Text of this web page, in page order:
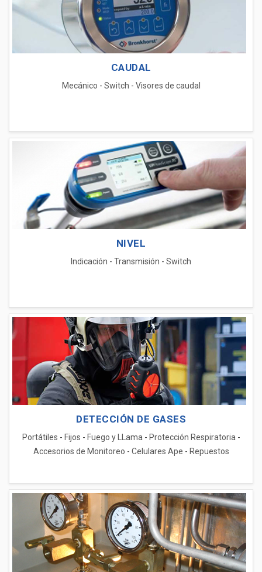
CAUDAL
Mecánico - Switch - Visores de caudal
NIVEL
Indicación - Transmisión - Switch
DETECCIÓN DE GASES
Portátiles - Fijos - Fuego y LLama - Protección Respiratoria -
Accesorios de Monitoreo - Celulares Ape - Repuestos